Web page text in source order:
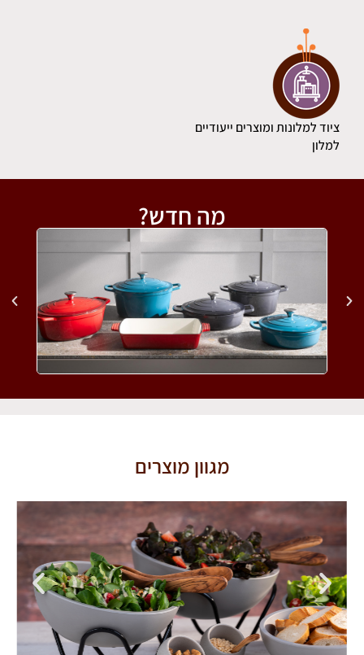
ציוד למלונות ומוצרים ייעודיים
למלון
מה חדש?
מגוון מוצרים